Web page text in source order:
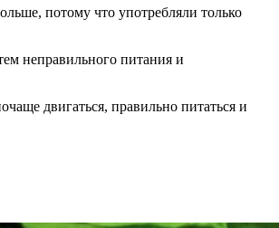
потому что употребляли только
неправильного питания и
двигаться, правильно питаться и